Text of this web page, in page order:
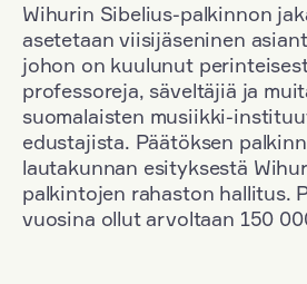
Wihurin Sibelius-palkinnon
asetetaan viisijäseninen
johon on kuulunut
professoreja, säveltäjiä ja
suomalaisten musiikki-
edustajista. Päätöksen
lautakunnan esityksestä
palkintojen rahaston hallitus.
vuosina ollut arvoltaan 150